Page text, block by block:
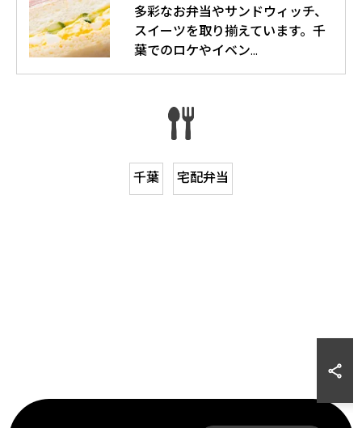
多彩なお弁当やサンドウィッチ、
スイーツを取り揃えています。千
葉でのロケやイベン…
千葉 宅配弁当